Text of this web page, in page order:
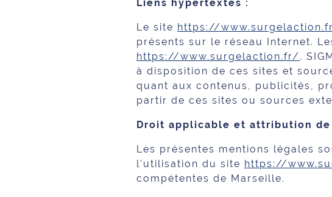
Liens hypertextes :
Le site https://
présents sur le réseau Internet.
https://www.surgelaction.fr/ .
à disposition de ces sites et
quant aux contenus, publicités,
partir de ces sites ou sources
Droit applicable et attribution
Les présentes mentions légales
l'utilisation du site https://
compétentes de Marseille.